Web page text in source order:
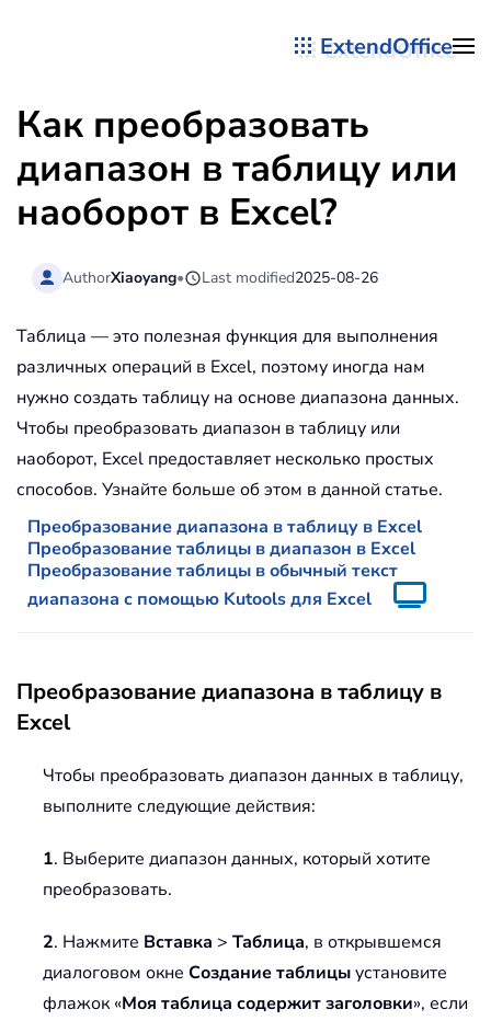
ExtendOffice
Как преобразовать
диапазон в таблицу или
наоборот в Excel?
AuthorXiaoyang• Last modified2025-08-26
Таблица — это полезная функция для выполнения
различных операций в Excel, поэтому иногда нам
нужно создать таблицу на основе диапазона данных.
Чтобы преобразовать диапазон в таблицу или
наоборот, Excel предоставляет несколько простых
способов. Узнайте больше об этом в данной статье.
Преобразование диапазона в таблицу в Excel
Преобразование таблицы в диапазон в Excel
Преобразование таблицы в обычный текст
диапазона с помощью Kutools для Excel
Преобразование диапазона в таблицу в
Excel
Чтобы преобразовать диапазон данных в таблицу,
выполните следующие действия:
1. Выберите диапазон данных, который хотите
преобразовать.
2. Нажмите Вставка > Таблица, в открывшемся
диалоговом окне Создание таблицыустановите
флажок «Моя таблица содержит заголовки», если